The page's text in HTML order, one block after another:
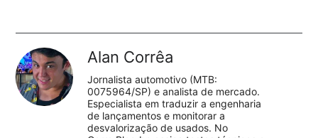
Alan Corrêa
Jornalista automotivo (MTB:
0075964/SP) e analista de mercado.
Especialista em traduzir a engenharia
de lançamentos e monitorar a
desvalorização de usados. No